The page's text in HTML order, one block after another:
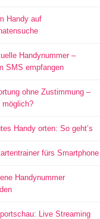
Handy auf
Handynummer –
SMS empfangen
ohne Zustimmung –
möglich?
Handy orten: So geht’s
fürs Smartphone
Handynummer
Live Streaming